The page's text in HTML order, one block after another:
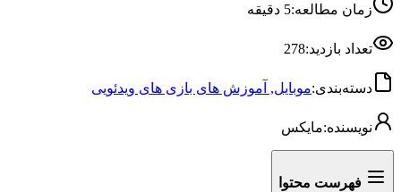
زمان مطالعه:5 دقیقه
تعداد بازدید:278
دسته‌بندی:موبایل, آموزش های بازی های ویدئویی
نویسنده:مایکس
فهرست محتوا